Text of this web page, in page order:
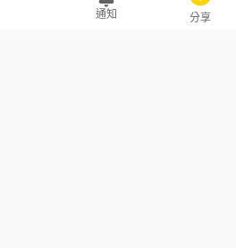
職場透明化運動
通知 分享